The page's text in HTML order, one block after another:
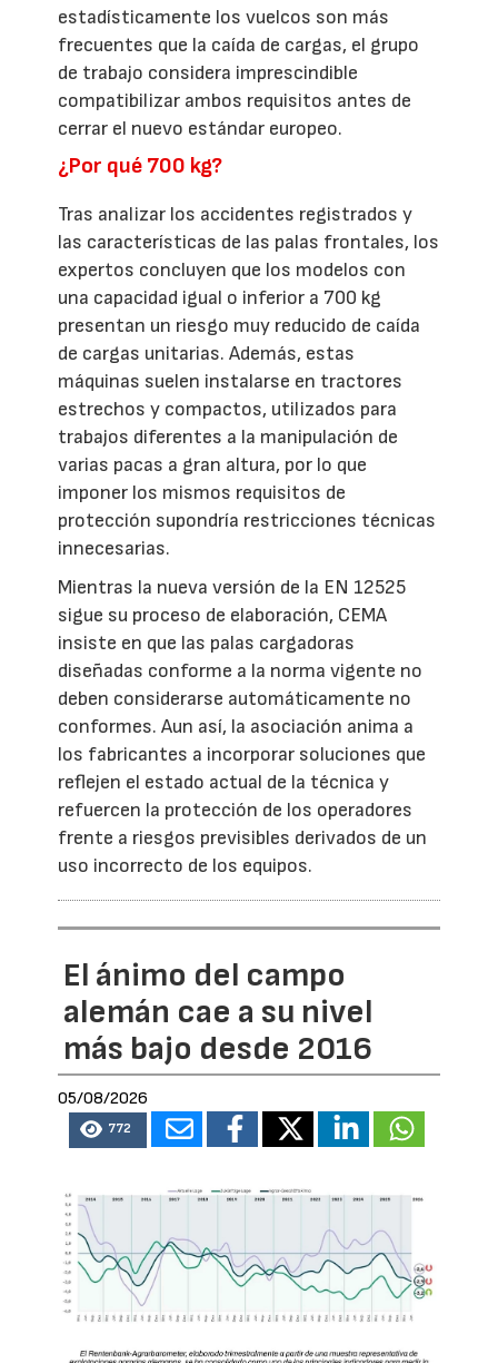
estadísticamente los vuelcos son más
frecuentes que la caída de cargas, el grupo
de trabajo considera imprescindible
compatibilizar ambos requisitos antes de
cerrar el nuevo estándar europeo.
¿Por qué 700 kg?
Tras analizar los accidentes registrados y
las características de las palas frontales, los
expertos concluyen que los modelos con
una capacidad igual o inferior a 700 kg
presentan un riesgo muy reducido de caída
de cargas unitarias. Además, estas
máquinas suelen instalarse en tractores
estrechos y compactos, utilizados para
trabajos diferentes a la manipulación de
varias pacas a gran altura, por lo que
imponer los mismos requisitos de
protección supondría restricciones técnicas
innecesarias.
Mientras la nueva versión de la EN 12525
sigue su proceso de elaboración, CEMA
insiste en que las palas cargadoras
diseñadas conforme a la norma vigente no
deben considerarse automáticamente no
conformes. Aun así, la asociación anima a
los fabricantes a incorporar soluciones que
reflejen el estado actual de la técnica y
refuercen la protección de los operadores
frente a riesgos previsibles derivados de un
uso incorrecto de los equipos.
El ánimo del campo
alemán cae a su nivel
más bajo desde 2016
05/08/2026
772